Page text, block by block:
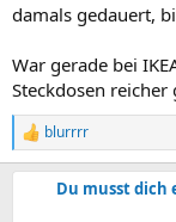
damals gedauert,
War gerade bei
Steckdosen
R
e
a
blurrrr
Du musst dich